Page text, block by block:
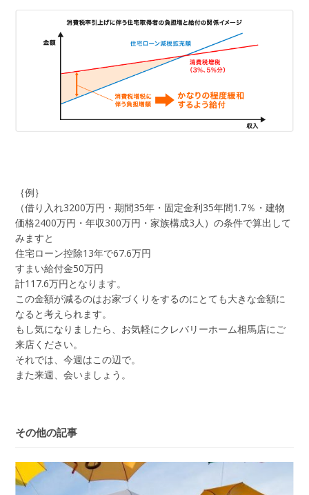
｛例｝
（借り入れ3200万円・期間35年・固定金利35年間1.7％・建物
価格2400万円・年収300万円・家族構成3人）の条件で算出して
みますと
住宅ローン控除13年で67.6万円
すまい給付金50万円
計117.6万円となります。
この金額が減るのはお家づくりをするのにとても大きな金額に
なると考えられます。
もし気になりましたら、お気軽にクレバリーホーム相馬店にご
来店ください。
それでは、今週はこの辺で。
また来週、会いましょう。
その他の記事